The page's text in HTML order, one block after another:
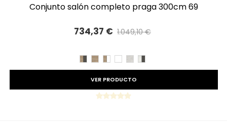
conjunto salón completo praga 300cm 69
734,37 € 1.049,10 €
CAMBRIAN/PIZARRA
CAMBRIAN
CAMBRIAN/BLANCO
BLANCO
TIBETTIBET/PIZARRA
VER PRODUCTO